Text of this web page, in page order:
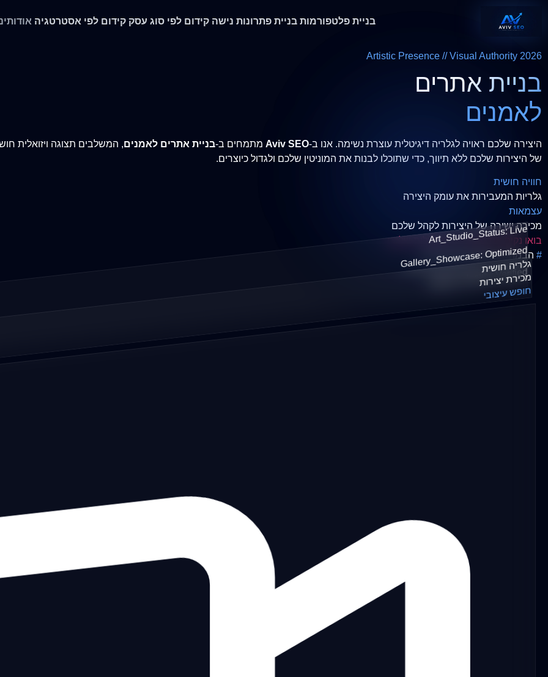
בניית פלטפורמות בניית פתרונות נישה קידום לפי סוג עסק קידום לפי אסטרטגיה
Artistic Presence // Visual Authority 2026
בניית אתרים
לאמנים
היצירה שלכם ראויה לגלריה דיגיטלית עוצרת נשימה. אנו ב-Aviv SEO מתמחים ב-בניית אתרים לאמנים, המשלבים תצוגה ויזואלית
של היצירות שלכם ללא תיווך, כדי שתוכלו לבנות את המוניטין שלכם ולגדול כיוצרים.
חוויה חושית
גלריות המעבירות את עומק היצירה
עצמאות
מכירה ישירה של היצירות לקהל שלכם
בואו נקים את הגלריה הדיגיטלית שלכם
# הבמה הדיגיטלית של היצירה
Art_Studio_Status: Live
Gallery_Showcase: Optimized
Digital_Identity: Verified
גלריה חושית
מכירת יצירות
חופש עיצובי